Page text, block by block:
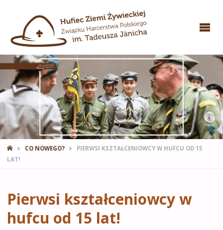
STRONA
GŁÓWNA
CO NOWEGO?
PIERWSI KSZTAŁCENIOWCY W HUFCU OD 15
LAT!
Pierwsi kształceniowcy w
hufcu od 15 lat!